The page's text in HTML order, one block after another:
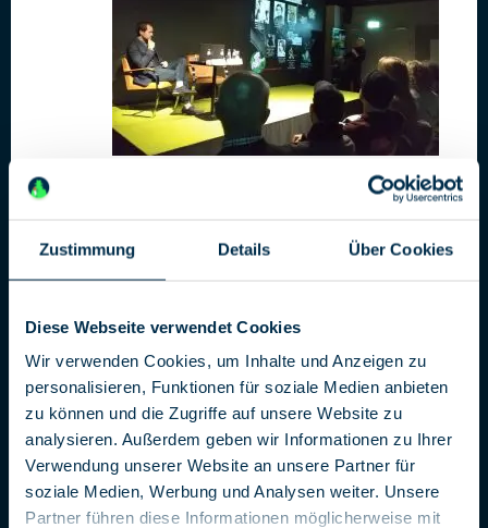
Zustimmung Details Über Cookies
Diese Webseite verwendet Cookies
Wir verwenden Cookies, um Inhalte und Anzeigen zu
personalisieren, Funktionen für soziale Medien anbieten
zu können und die Zugriffe auf unsere Website zu
analysieren. Außerdem geben wir Informationen zu Ihrer
Verwendung unserer Website an unsere Partner für
soziale Medien, Werbung und Analysen weiter. Unsere
Partner führen diese Informationen möglicherweise mit
geistert so facettenreich durch die Weltgeschichte und
Gift und Liebe
sprichwörtlichen Chemie und etwas Glück. Was dann
Chemie der Liebe kann man auf die Sprünge helfen, sie
manipulieren.
Für die Welt der Spionage spielte das eine besondere
Rolle, hier wird Liebe als Technik eingesetzt – die Waffe
der Romeos und Honigfallen. Über Jahrhunderte hinweg,
durch den Kalten Krieg und bis heute nutzen Spione